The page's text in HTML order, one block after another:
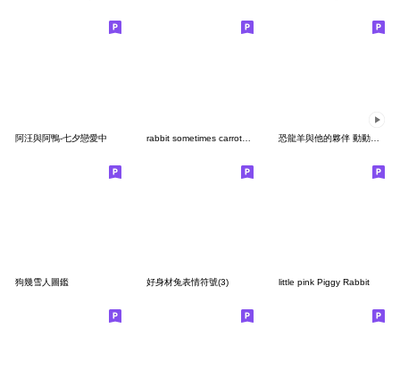
阿汪與阿鴨-七夕戀愛中 恐龍羊與他的夥伴 動動表情貼 4
狗幾雪人圖鑑 好身材兔表情符號(3) little pink Piggy Rabbit